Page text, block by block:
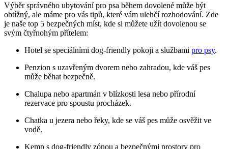
Výběr správného ubytování pro psa během dovolené může být
obtížný, ale máme pro vás tipů, které vám ulehčí rozhodování. Zde
je naše top 5 bezpečných míst, kde si můžete užít dovolenou se
svým čtyřnohým přítelem:
Hotel se speciálními dog-friendly pokoji a službami pro psy.
Penzion s uzavřeným dvorem nebo zahradou, kde váš pes
může běhat bezpečně.
Chalupa nebo apartmán v blízkosti lesa nebo přírodní
rezervace pro spoustu procházek.
Chatka u jezera nebo řeky, kde se váš pes může osvěžit ve
vodě.
Kemp s dog-friendly zónou a bezpečnými prostory pro